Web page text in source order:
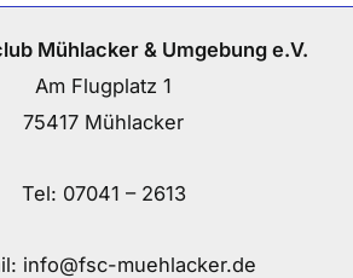
Mühlacker & Umgebung e.V.
Am Flugplatz 1
75417 Mühlacker
Tel: 07041 – 2613
info@fsc-muehlacker.de